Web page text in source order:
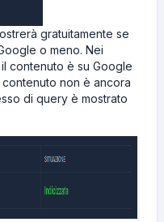
gratuitamente se
o meno. Nei
contenuto è su Google
non è ancora
di query è mostrato